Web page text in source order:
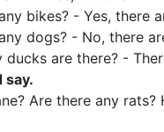
bikes? - Yes, there
dogs? - No, there
ducks are there? -
say.
Are there any rats?